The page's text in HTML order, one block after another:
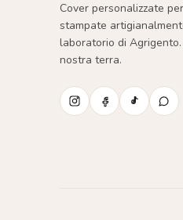
Cover personalizzate
stampate
laboratorio di
nostra terra.